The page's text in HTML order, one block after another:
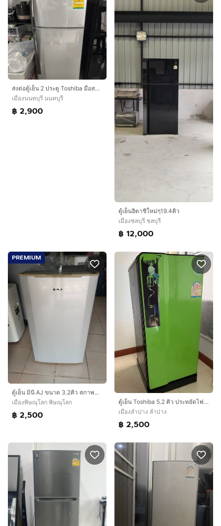
ส่งต่อตู้เย็น 2 ประตู Toshiba มือสอง สภาพดี พร้อมใช้งาน
เมืองนนทบุรี นนทบุรี
฿ 2,900
ตู้เย็นฮิตาชิใหม่ๆ19.4คิว
เมืองชลบุรี ชลบุรี
฿ 12,000
PREMIUM
ตู้เย็น มินิ AJ ขนาด 3.2คิว สภาพดี ฿2,500
เมืองพิษณุโลก พิษณุโลก
฿ 2,500
ตู้เย็น Toshiba 5.2 คิว ประหยัดไฟเบอร์ 5
เมืองลำปาง ลำปาง
฿ 2,500